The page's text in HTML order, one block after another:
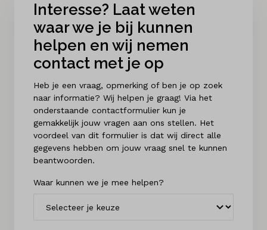
Nijkerk
Interesse? Laat weten
waar we je bij kunnen
helpen en wij nemen
contact met je op
Heb je een vraag, opmerking of ben je op zoek
naar informatie? Wij helpen je graag! Via het
onderstaande contactformulier kun je
gemakkelijk jouw vragen aan ons stellen. Het
voordeel van dit formulier is dat wij direct alle
gegevens hebben om jouw vraag snel te kunnen
beantwoorden.
Waar kunnen we je mee helpen?